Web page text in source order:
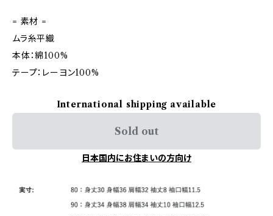
= 素材 =
ムラ糸平織
本体：綿100%
テープ：レーヨン100%
International shipping available
Sold out
日本国内にお住まいの方向け